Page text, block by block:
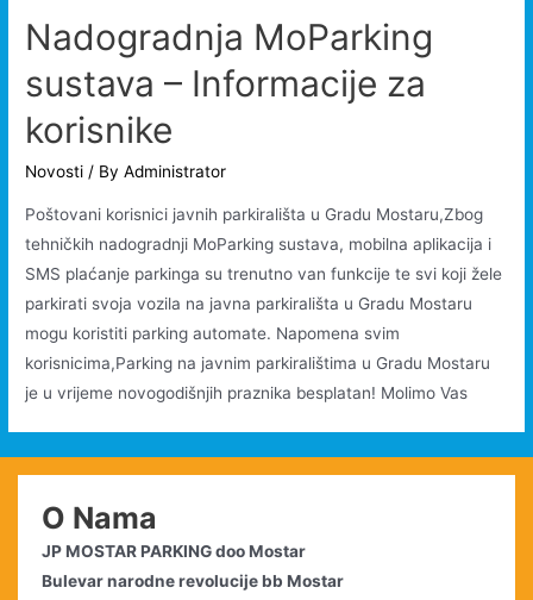
Nadogradnja MoParking
sustava – Informacije za
korisnike
Novosti / ByAdministrator
Poštovani korisnici javnih parkirališta u Gradu Mostaru,Zbog
tehničkih nadogradnji MoParking sustava, mobilna aplikacija i
SMS plaćanje parkinga su trenutno van funkcije te svi koji žele
parkirati svoja vozila na javna parkirališta u Gradu Mostaru
mogu koristiti parking automate. Napomena svim
korisnicima,Parking na javnim parkiralištima u Gradu Mostaru
je u vrijeme novogodišnjih praznika besplatan! Molimo Vas
O Nama
JP MOSTAR PARKING doo Mostar
Bulevar narodne revolucije bb Mostar